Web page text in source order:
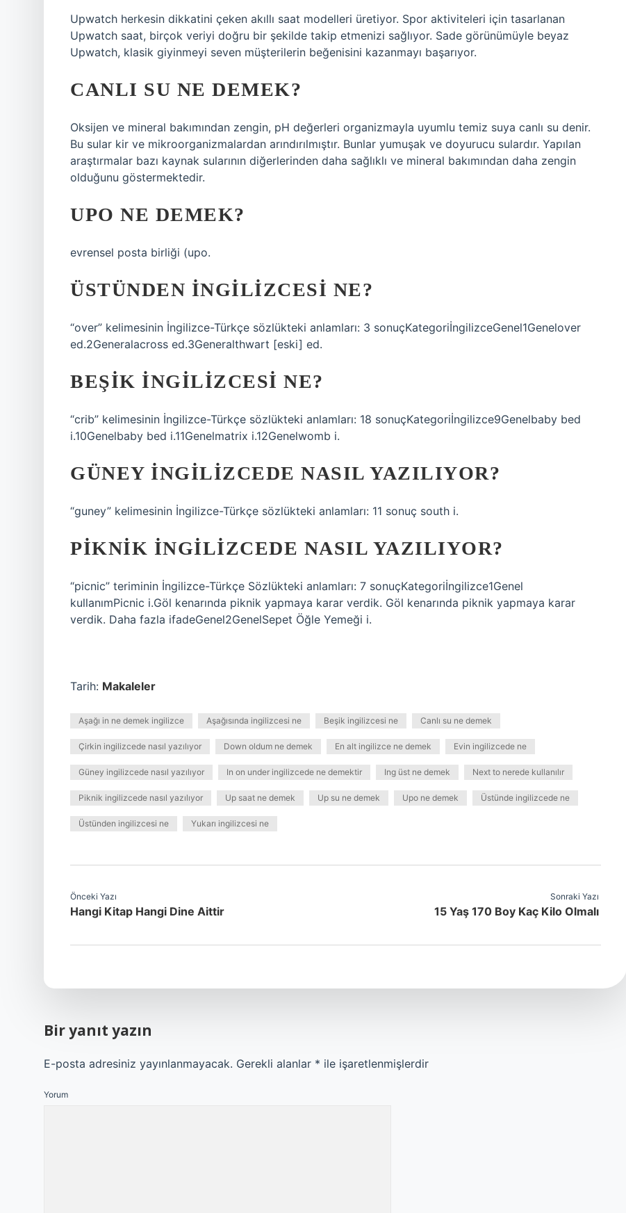
Upwatch herkesin dikkatini çeken akıllı saat modelleri üretiyor. Spor aktiviteleri için tasarlanan
Upwatch saat, birçok veriyi doğru bir şekilde takip etmenizi sağlıyor. Sade görünümüyle beyaz
Upwatch, klasik giyinmeyi seven müşterilerin beğenisini kazanmayı başarıyor.
CANLI SU NE DEMEK?
Oksijen ve mineral bakımından zengin, pH değerleri organizmayla uyumlu temiz suya canlı su denir.
Bu sular kir ve mikroorganizmalardan arındırılmıştır. Bunlar yumuşak ve doyurucu sulardır. Yapılan
araştırmalar bazı kaynak sularının diğerlerinden daha sağlıklı ve mineral bakımından daha zengin
olduğunu göstermektedir.
UPO NE DEMEK?
evrensel posta birliği (upo.
ÜSTÜNDEN INGILIZCESI NE?
“over” kelimesinin İngilizce-Türkçe sözlükteki anlamları: 3 sonuçKategoriİngilizceGenel1Genelover
ed.2Generalacross ed.3Generalthwart [eski] ed.
BEŞIK INGILIZCESI NE?
“crib” kelimesinin İngilizce-Türkçe sözlükteki anlamları: 18 sonuçKategoriİngilizce9Genelbaby bed
i.10Genelbaby bed i.11Genelmatrix i.12Genelwomb i.
GÜNEY INGILIZCEDE NASIL YAZILIYOR?
“guney” kelimesinin İngilizce-Türkçe sözlükteki anlamları: 11 sonuç south i.
PIKNIK INGILIZCEDE NASIL YAZILIYOR?
“picnic” teriminin İngilizce-Türkçe Sözlükteki anlamları: 7 sonuçKategoriİngilizce1Genel
kullanımPicnic i.Göl kenarında piknik yapmaya karar verdik. Göl kenarında piknik yapmaya karar
verdik. Daha fazla ifadeGenel2GenelSepet Öğle Yemeği i.
Tarih: Makaleler
Aşağı in ne demek ingilizce Aşağısında ingilizcesi ne Beşik ingilizcesi ne Canlı su ne demek
Çirkin ingilizcede nasıl yazılıyor Down oldum ne demek En alt ingilizce ne demek Evin ingilizcede ne
Güney ingilizcede nasıl yazılıyor In on under ingilizcede ne demektir Ing üst ne demek Next to nerede kullanılır
Piknik ingilizcede nasıl yazılıyor Up saat ne demek Up su ne demek Upo ne demek Üstünde ingilizcede ne
Üstünden ingilizcesi ne Yukarı ingilizcesi ne
Önceki Yazı
Hangi Kitap Hangi Dine Aittir
Sonraki Yazı
15 Yaş 170 Boy Kaç Kilo Olmalı
Bir yanıt yazın
E-posta adresiniz yayınlanmayacak. Gerekli alanlar * ile işaretlenmişlerdir
Yorum